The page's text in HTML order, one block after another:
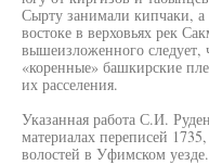
Сырту занимали кипчаки,
востоке в верховьях рек
вышеизложенного следует,
«коренные» башкирские
их расселения.
Указанная работа С.И.
материалах переписей
волостей в Уфимском уезде.